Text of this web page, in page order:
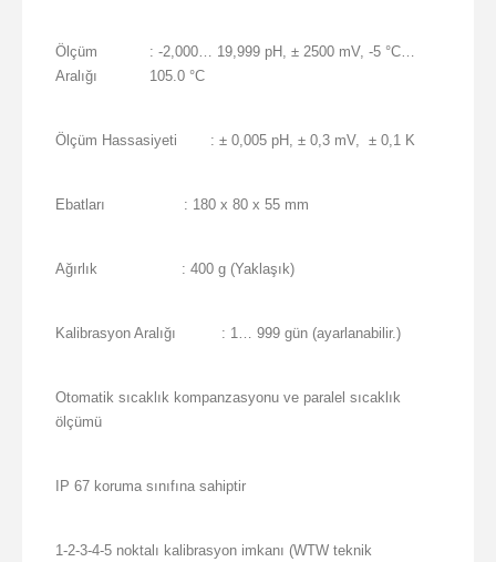
Ölçüm
Aralığı
: -2,000… 19,999 pH, ± 2500 mV, -5 °C…
105.0 °C
Ölçüm Hassasiyeti : ± 0,005 pH, ± 0,3 mV, ± 0,1 K
Ebatları : 180 x 80 x 55 mm
Ağırlık : 400 g (Yaklaşık)
Kalibrasyon Aralığı : 1… 999 gün (ayarlanabilir.)
Otomatik sıcaklık kompanzasyonu ve paralel sıcaklık
ölçümü
IP 67 koruma sınıfına sahiptir
1-2-3-4-5 noktalı kalibrasyon imkanı (WTW teknik